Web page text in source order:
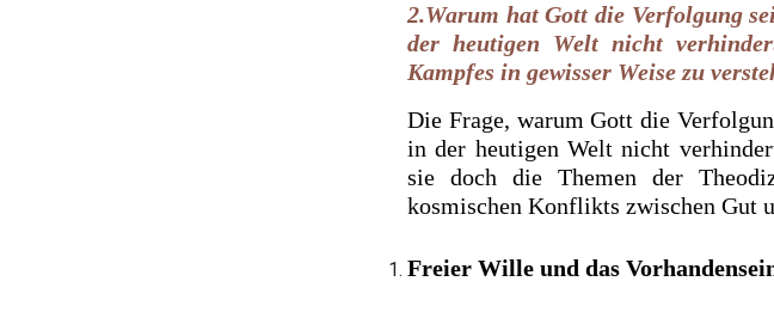
2.Warum hat Gott die Verfolgung
der heutigen Welt nicht
Kampfes in gewisser Weise zu
Die Frage, warum Gott die
in der heutigen Welt nicht
sie doch die Themen der
kosmischen Konflikts zwischen Gut
Freier Wille und das